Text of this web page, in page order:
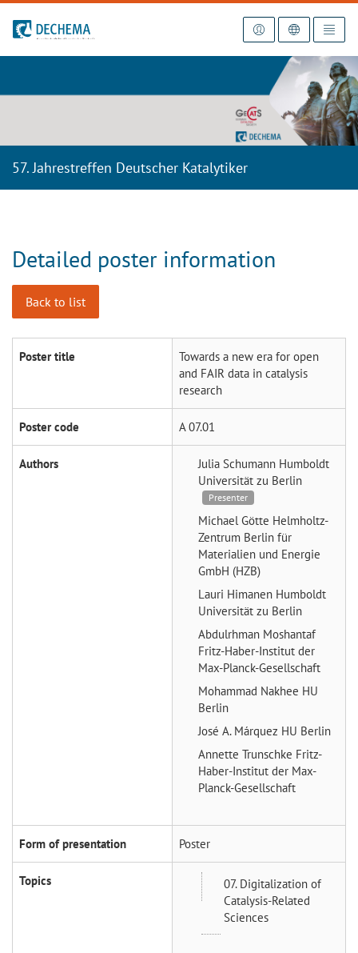
To the homepage
57. Jahrestreffen Deutscher Katalytiker
Detailed poster information
Back to list
Poster title
Towards a new era for open
and FAIR data in catalysis
research
Poster code A 07.01
Authors Julia Schumann Humboldt
Universität zu Berlin
Presenter
Michael Götte Helmholtz-
Zentrum Berlin für
Materialien und Energie
GmbH (HZB)
Lauri Himanen Humboldt
Universität zu Berlin
Abdulrhman Moshantaf
Fritz-Haber-Institut der
Max-Planck-Gesellschaft
Mohammad Nakhee HU
Berlin
José A. Márquez HU Berlin
Annette Trunschke Fritz-
Haber-Institut der Max-
Planck-Gesellschaft
Form of presentation Poster
Topics
07. Digitalization of
Catalysis-Related
Sciences